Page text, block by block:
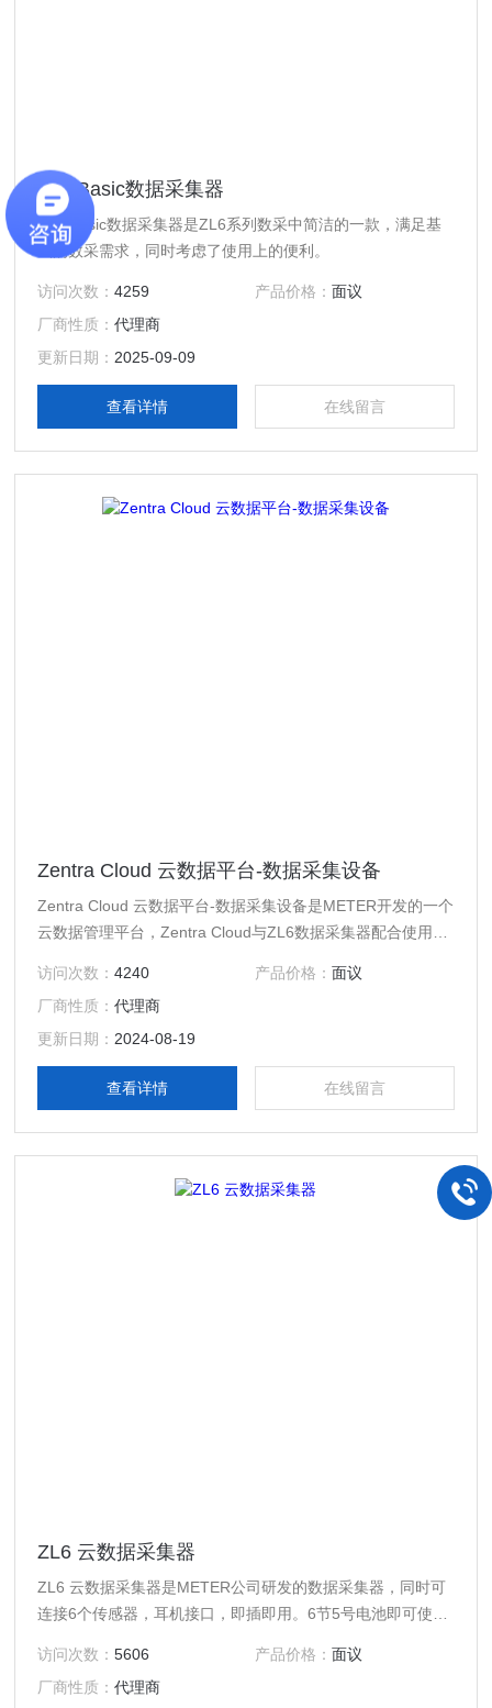
ZL6 Basic数据采集器
ZL6 Basic数据采集器是ZL6系列数采中简洁的一款，满足基
础的数采需求，同时考虑了使用上的便利。
访问次数：4259 产品价格： 面议
厂商性质：代理商
更新日期： 2025-09-09
查看详情 在线留言
Zentra Cloud 云数据平台-数据采集设备
Zentra Cloud 云数据平台-数据采集设备是METER开发的一个
云数据管理平台，Zentra Cloud与ZL6数据采集器配合使用可
捷地展示共享数据结果。能够让科研数据的获取更轻松及时，
高效地管理野外监测仪器，从而节省时间和经费。
访问次数：4240 产品价格： 面议
厂商性质：代理商
更新日期： 2024-08-19
查看详情 在线留言
ZL6 云数据采集器
ZL6 云数据采集器是METER公司研发的数据采集器，同时可
连接6个传感器，耳机接口，即插即用。6节5号电池即可使用
上。数据通过3G/2G网络上传云端，只要接入互联网，即可远
程查看、管理设备。组合灵活，与METER的传感器组合可组
访问次数：5606 产品价格： 面议
厂商性质：代理商